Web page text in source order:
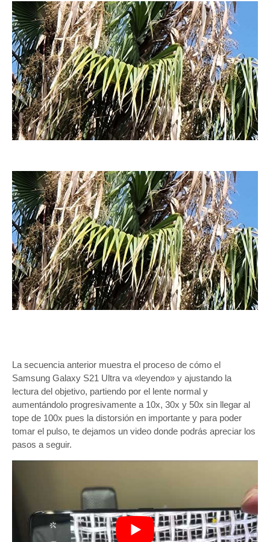
La secuencia anterior muestra el proceso de cómo el
Samsung Galaxy S21 Ultra va «leyendo» y ajustando la
lectura del objetivo, partiendo por el lente normal y
aumentándolo progresivamente a 10x, 30x y 50x sin llegar al
tope de 100x pues la distorsión en importante y para poder
tomar el pulso, te dejamos un video donde podrás apreciar los
pasos a seguir.